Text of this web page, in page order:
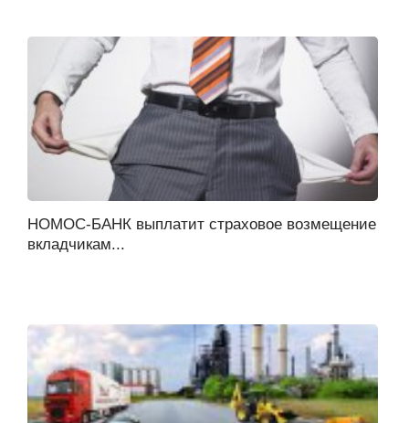
НОМОС-БАНК выплатит страховое возмещение
вкладчикам...